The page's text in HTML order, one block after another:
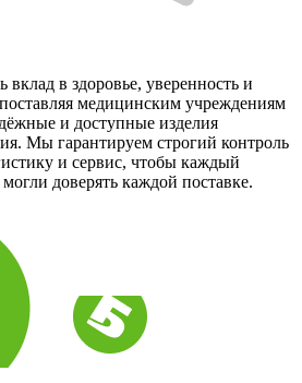
в здоровье, уверенность и
медицинским учреждениям
и доступные изделия
Мы гарантируем строгий контроль
и сервис, чтобы каждый
доверять каждой поставке.